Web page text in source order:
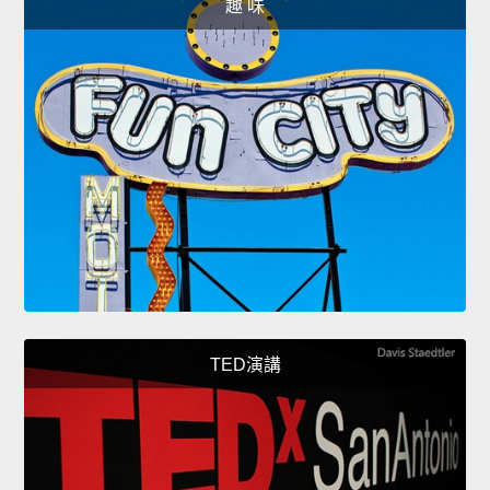
趣 味
TED演講